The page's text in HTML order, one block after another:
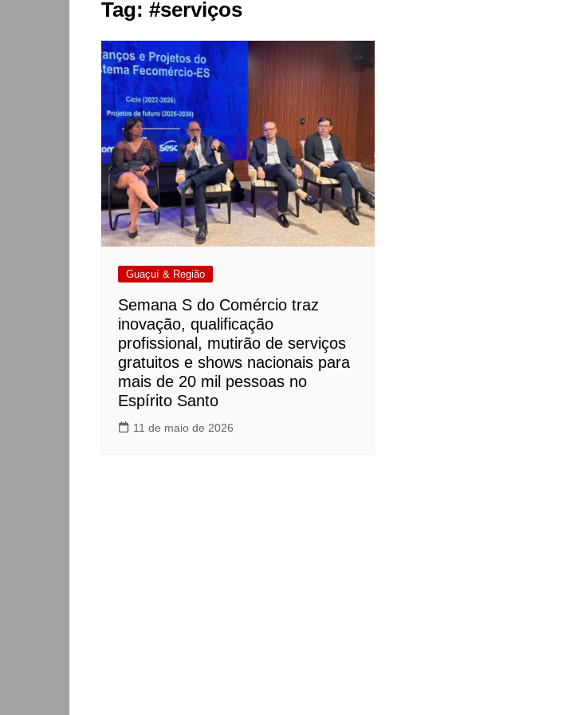
Tag: #serviços
Guaçuí & Região
Semana S do Comércio traz
inovação, qualificação
profissional, mutirão de serviços
gratuitos e shows nacionais para
mais de 20 mil pessoas no
Espírito Santo
11 de maio de 2026